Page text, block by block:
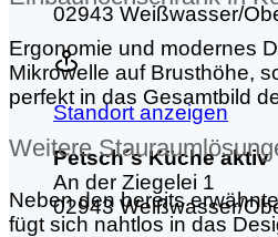
02943 Weißwasser/
Standort anzeigen
Petsch´s Küche aktiv
An der Ziegelei 1
02943 Weißwasser/
Ergonomie und modernes
Mikrowelle auf Brusthöhe,
perfekt in das Gesamtbild
Weitere
Neben den bereits
fügt sich nahtlos in das